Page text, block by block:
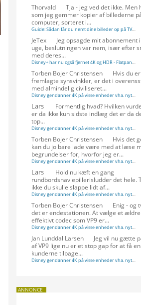
Thorvald
Tja - jeg ved det ikke. Men
som jeg gemmer kopier af billederne
computer, sorteret i...
Guide: Sådan får du nemt dine billeder op på TV'et - FlatpanelsDK
JeTex
Jeg opsagde mit abonnement
uge, beslutningen var nem, især efter
med deres...
Disney+ har nu også fjernet 4K og HDR - FlatpanelsDK
Torben Bojer Christensen
Hvis du
fremlagte synsvinkler, er det i
med almindelig civiliseret...
Disney gendanner 4K på visse enheder vha. nyt codec - FlatpanelsDK
Lars
Formentlig hvad? Hvilken
er da ikke kun sidste indlæg det er da
top...
Disney gendanner 4K på visse enheder vha. nyt codec - FlatpanelsDK
Torben Bojer Christensen
Hvis det
kan du jo bare lade være med at læse
begrundelser for, hvorfor jeg er...
Disney gendanner 4K på visse enheder vha. nyt codec - FlatpanelsDK
Lars
Hold nu kæft en gang
rundbordsnavlepillerisludder det hele.
ikke du skulle slappe lidt af...
Disney gendanner 4K på visse enheder vha. nyt codec - FlatpanelsDK
Torben Bojer Christensen
Enig - og
det er endestationen. At vælge et
effektivt codec som VP9 er...
Disney gendanner 4K på visse enheder vha. nyt codec - FlatpanelsDK
Jan Lunddal Larsen
Jeg vil nu gætte
af VP9 lige nu er et stop gap for at få
kunderne tilbage...
Disney gendanner 4K på visse enheder vha. nyt codec - FlatpanelsDK
ANNONCE